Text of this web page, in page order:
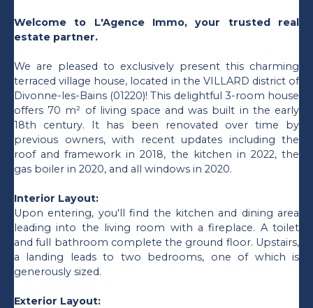
Welcome to L'Agence Immo, your trusted real
estate partner.
We are pleased to exclusively present this charming
terraced village house, located in the VILLARD district of
Divonne-les-Bains (01220)! This delightful 3-room house
offers 70 m² of living space and was built in the early
18th century. It has been renovated over time by
previous owners, with recent updates including the
roof and framework in 2018, the kitchen in 2022, the
gas boiler in 2020, and all windows in 2020.
Interior Layout:
Upon entering, you'll find the kitchen and dining area
leading into the living room with a fireplace. A toilet
and full bathroom complete the ground floor. Upstairs,
a landing leads to two bedrooms, one of which is
generously sized.
Exterior Layout: